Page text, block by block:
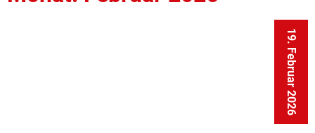
19. Februar 2026